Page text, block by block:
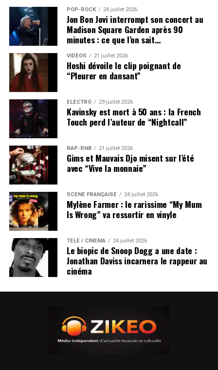
POP-ROCK 24 juillet 2026
Jon Bon Jovi interrompt son concert au
Madison Square Garden après 90
minutes : ce que l’on sait…
VIDEOS 21 juillet 2026
Hoshi dévoile le clip poignant de
“Pleurer en dansant”
ÉLECTRO 29 juillet 2026
Kavinsky est mort à 50 ans : la French
Touch perd l’auteur de “Nightcall”
RAP-RNB 21 juillet 2026
Gims et Mauvais Djo misent sur l’été
avec “Vive la monnaie”
SCÈNE FRANÇAISE 24 juillet 2026
Mylène Farmer : le rarissime “My Mum
Is Wrong” va ressortir en vinyle
TÉLÉ / CINÉMA 24 juillet 2026
Le biopic de Snoop Dogg a une date :
Jonathan Daviss incarnera le rappeur au
cinéma